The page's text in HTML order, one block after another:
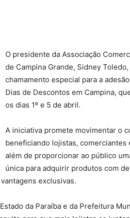
O presidente da Associação
de Campina Grande, Sidney Toledo,
chamamento especial para a
Dias de Descontos em Campina,
os dias 1º e 5 de abril.
A iniciativa promete movimentar o
beneficiando lojistas, comerciantes
além de proporcionar ao público
única para adquirir produtos com
exclusivas.
da Paraíba e da Prefeitura